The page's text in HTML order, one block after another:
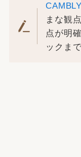
まな観
点が明
ックま